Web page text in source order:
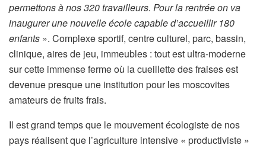
permettons à nos 320 travailleurs. Pour la rentrée on va
inaugurer une nouvelle école capable d’accueillir 180
enfants ». Complexe sportif, centre culturel, parc, bassin,
clinique, aires de jeu, immeubles : tout est ultra-moderne
sur cette immense ferme où la cueillette des fraises est
devenue presque une institution pour les moscovites
amateurs de fruits frais.
Il est grand temps que le mouvement écologiste de nos
pays réalisent que l’agriculture intensive « productiviste »